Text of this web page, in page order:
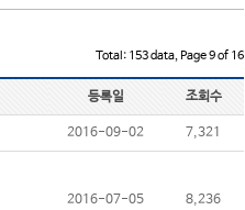
Total: 153 data, Page 9 of 16
등록일 조회수
2016-09-02 7,321
2016-07-05 8,236